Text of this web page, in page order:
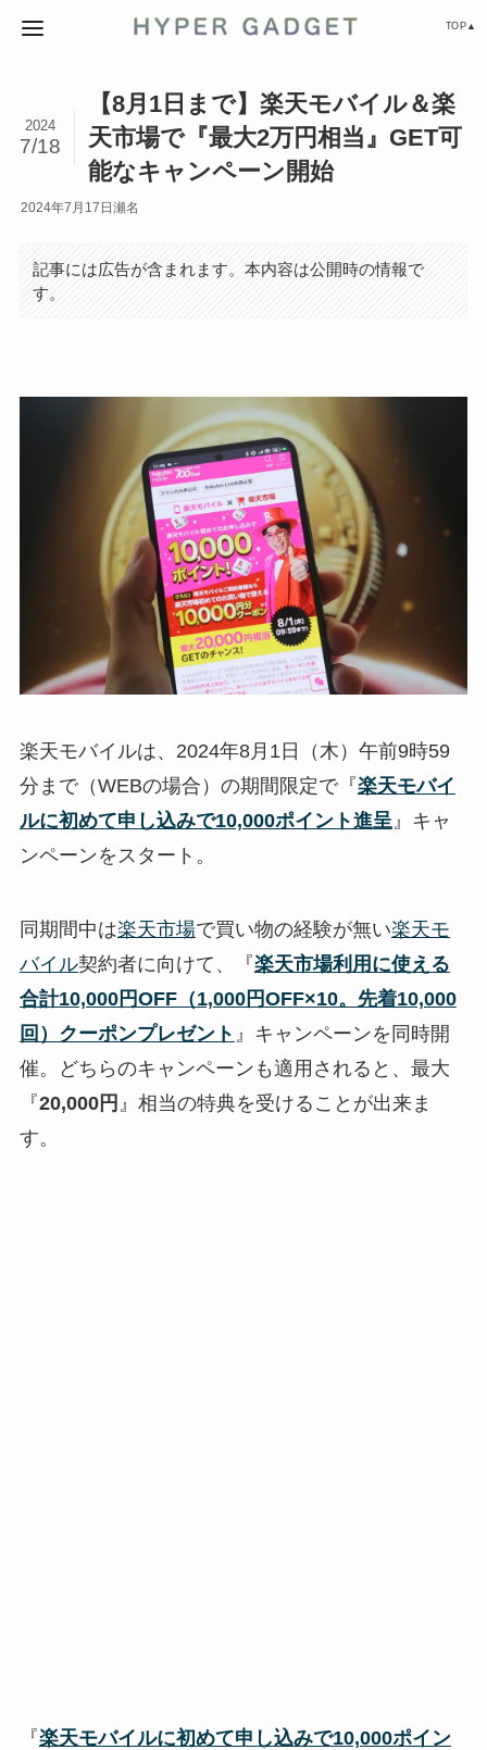
TOP▲
【8月1日まで】楽天モバイル＆楽
天市場で『最大2万円相当』GET可
能なキャンペーン開始
2024
7/18
2024年7月17日 瀬名
記事には広告が含まれます。本内容は公開時の情報で
す。
楽天モバイルは、2024年8月1日（木）午前9時59
分まで（WEBの場合）の期間限定で『楽天モバイ
ルに初めて申し込みで10,000ポイント進呈』キャ
ンペーンをスタート。
同期間中は楽天市場で買い物の経験が無い楽天モ
バイル契約者に向けて、『楽天市場利用に使える
合計10,000円OFF（1,000円OFF×10。先着10,000
回）クーポンプレゼント 』キャンペーンを同時開
催。どちらのキャンペーンも適用されると、最大
『20,000円 』相当の特典を受けることが出来ま
す。
『楽天モバイルに初めて申し込みで10,000ポイン